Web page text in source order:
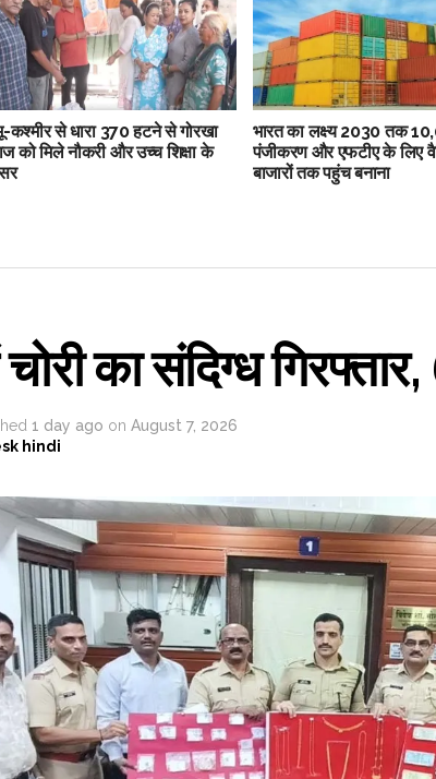
कश्मीर से धारा 370 हटने से गोरखा
को मिले नौकरी और उच्च शिक्षा के
भारत का लक्ष्य 2030 तक
पंजीकरण और एफटीए के लिए
बाजारों तक पहुंच बनाना
का संदिग्ध
1 day ago on August 7, 2026
hindi